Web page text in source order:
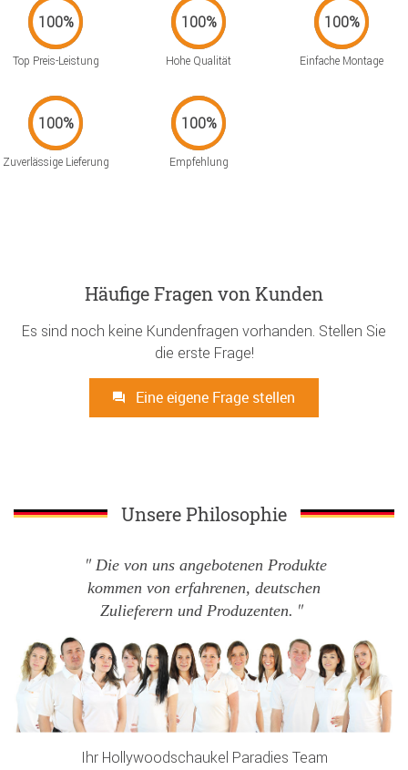
Top Preis-Leistung Hohe Qualität Einfache Montage
Zuverlässige Lieferung Empfehlung
Häufige Fragen von Kunden
Es sind noch keine Kundenfragen vorhanden. Stellen Sie
die erste Frage!
Eine eigene Frage stellen
Unsere Philosophie
Die von uns angebotenen Produkte
kommen von erfahrenen, deutschen
Zulieferern und Produzenten.
Ihr Hollywoodschaukel Paradies Team